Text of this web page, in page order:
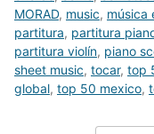
MORAD, music, música
partitura, partitura
partitura violín, piano
sheet music, tocar, top
global, top 50 mexico,